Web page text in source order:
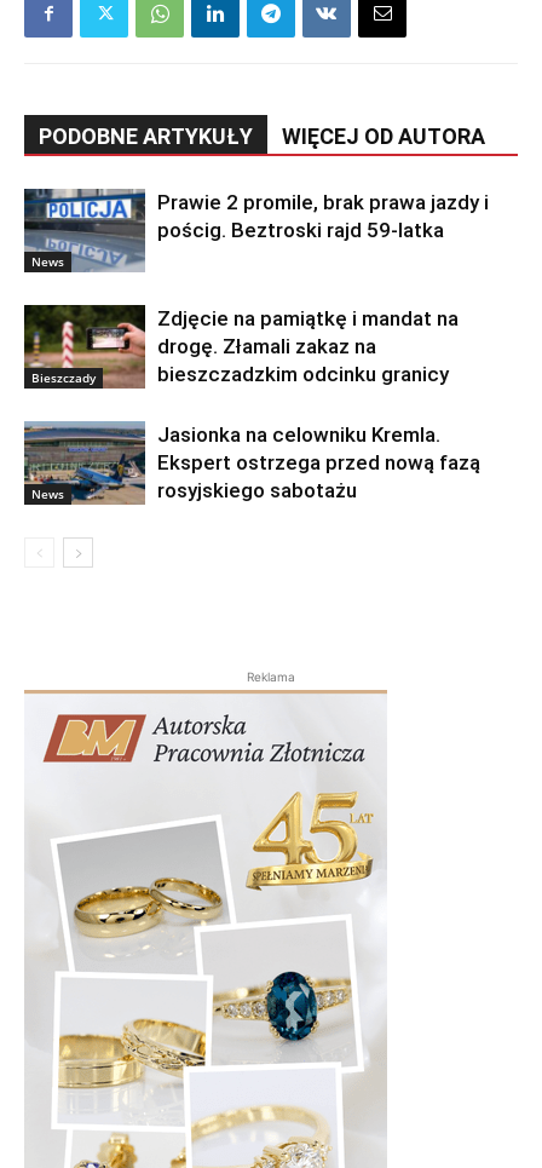
PODOBNE ARTYKUŁY WIĘCEJ OD AUTORA
News
Prawie 2 promile, brak prawa jazdy i
pościg. Beztroski rajd 59-latka
Bieszczady
Zdjęcie na pamiątkę i mandat na
drogę. Złamali zakaz na
bieszczadzkim odcinku granicy
News
Jasionka na celowniku Kremla.
Ekspert ostrzega przed nową fazą
rosyjskiego sabotażu
Reklama